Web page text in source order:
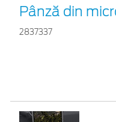
Pânză din
2837337